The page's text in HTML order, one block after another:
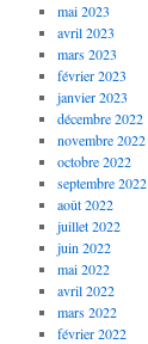
mai 2023
avril 2023
mars 2023
février 2023
janvier 2023
décembre 2022
novembre 2022
octobre 2022
septembre 2022
août 2022
juillet 2022
juin 2022
mai 2022
avril 2022
mars 2022
février 2022